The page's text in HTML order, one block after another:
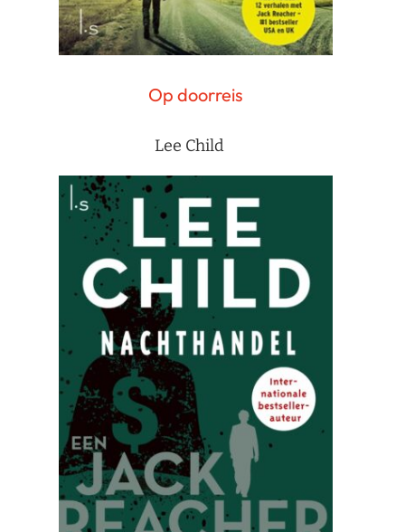
Op doorreis
Lee Child